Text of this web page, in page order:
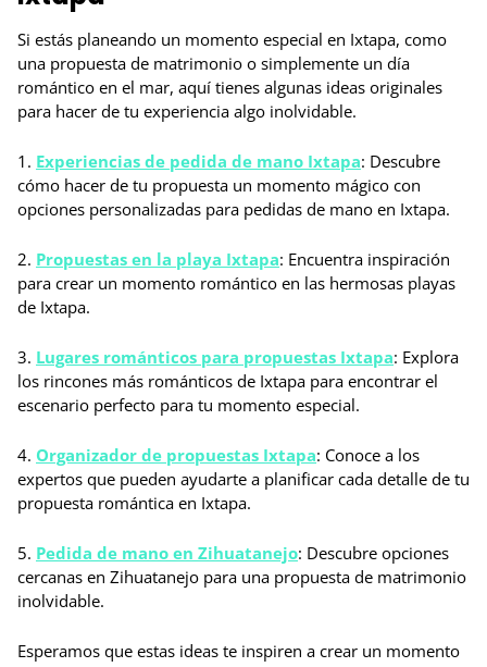
Si estás planeando un momento especial en Ixtapa, como
una propuesta de matrimonio o simplemente un día
romántico en el mar, aquí tienes algunas ideas originales
para hacer de tu experiencia algo inolvidable.
1. Experiencias de pedida de mano Ixtapa: Descubre
cómo hacer de tu propuesta un momento mágico con
opciones personalizadas para pedidas de mano en Ixtapa.
2. Propuestas en la playa Ixtapa: Encuentra inspiración
para crear un momento romántico en las hermosas playas
de Ixtapa.
3. Lugares románticos para propuestas Ixtapa: Explora
los rincones más románticos de Ixtapa para encontrar el
escenario perfecto para tu momento especial.
4. Organizador de propuestas Ixtapa: Conoce a los
expertos que pueden ayudarte a planificar cada detalle de tu
propuesta romántica en Ixtapa.
5. Pedida de mano en Zihuatanejo: Descubre opciones
cercanas en Zihuatanejo para una propuesta de matrimonio
inolvidable.
Esperamos que estas ideas te inspiren a crear un momento